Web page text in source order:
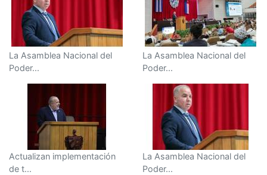
La Asamblea Nacional del
Poder...
La Asamblea Nacional del
Poder...
Actualizan implementación
de t...
La Asamblea Nacional del
Poder...